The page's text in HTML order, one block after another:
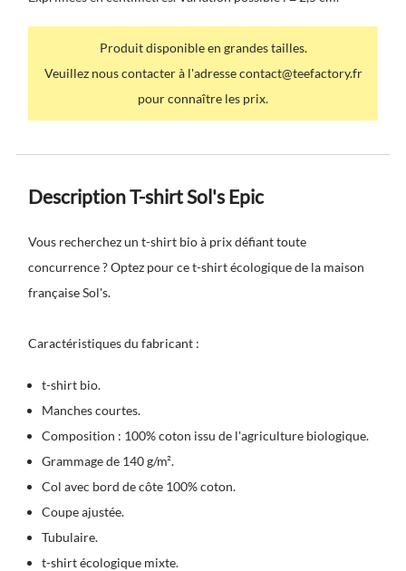
Produit disponible en grandes tailles.
Veuillez nous contacter à l'adresse contact@teefactory.fr
pour connaître les prix.
Description T-shirt Sol's Epic
Vous recherchez un t-shirt bio à prix défiant toute
concurrence ? Optez pour cet-shirt écologiquede la maison
française Sol's.
Caractéristiques du fabricant :
t-shirt bio.
Manches courtes.
Composition : 100% coton issu de l'agriculture biologique.
Grammage de 140 g/m².
Col avec bord de côte 100% coton.
Coupe ajustée.
Tubulaire.
t-shirt écologique mixte.